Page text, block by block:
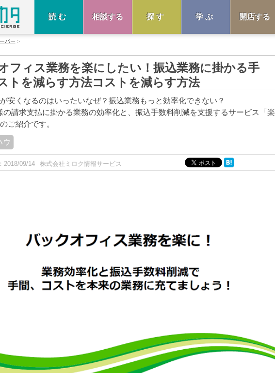
読む 相談する 探す 学ぶ 開店する
パー
フィス業務を楽にしたい！振込業務に掛かる手
トを減らす方法コストを減らす方法
安くなるのはいったいなぜ？振込業務もっと効率化できない？
の請求支払に掛かる業務の効率化と、振込手数料削減を支援するサービス「楽
ご紹介です。
ウ
2018/09/14 株式会社ミロク情報サービス